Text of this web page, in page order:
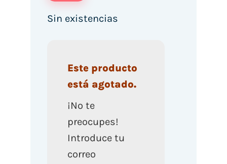
Sin existencias
Este producto
está agotado.
¡No te
preocupes!
Introduce tu
correo